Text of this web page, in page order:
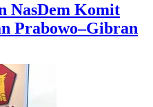
NasDem Komit
Prabowo–Gibran